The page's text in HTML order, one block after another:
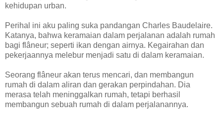
kehidupan urban.
Perihal ini aku paling suka pandangan Charles Baudelaire.
Katanya, bahwa keramaian dalam perjalanan adalah rumah
bagi flâneur; seperti ikan dengan airnya. Kegairahan dan
pekerjaannya melebur menjadi satu di dalam keramaian.
Seorang flâneur akan terus mencari, dan membangun
rumah di dalam aliran dan gerakan perpindahan. Dia
merasa telah meninggalkan rumah, tetapi berhasil
membangun sebuah rumah di dalam perjalanannya.